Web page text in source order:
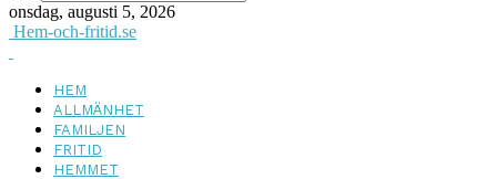
onsdag, augusti 5, 2026
Hem-och-fritid.se
HEM
ALLMÄNHET
FAMILJEN
FRITID
HEMMET